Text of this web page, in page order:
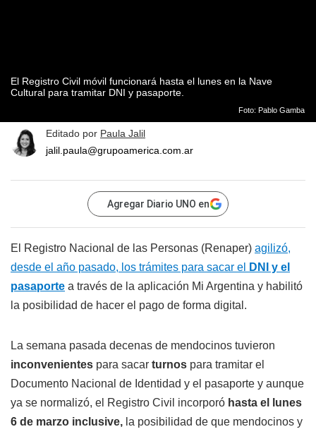
El Registro Civil móvil funcionará hasta el lunes en la Nave
Cultural para tramitar DNI y pasaporte.
Foto: Pablo Gamba
Editado por Paula Jalil
jalil.paula@grupoamerica.com.ar
Agregar Diario UNO en
El Registro Nacional de las Personas (Renaper) agilizó,
desde el año pasado, los trámites para sacar el
DNI y el
pasaporte a través de la aplicación Mi Argentina y habilitó
la posibilidad de hacer el pago de forma digital.
La semana pasada decenas de mendocinos tuvieron
inconvenientes para sacar turnos para tramitar el
Documento Nacional de Identidad y el pasaporte y aunque
ya se normalizó, el Registro Civil incorporó hasta el lunes
6 de marzo inclusive, la posibilidad de que mendocinos y